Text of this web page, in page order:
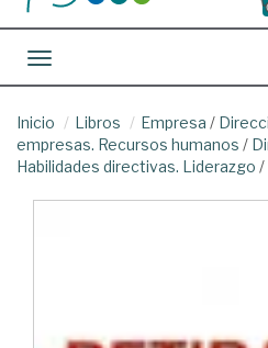
Toggle navigation
Inicio Libros Empresa /
empresas. Recursos humanos /
Habilidades directivas. Liderazgo /